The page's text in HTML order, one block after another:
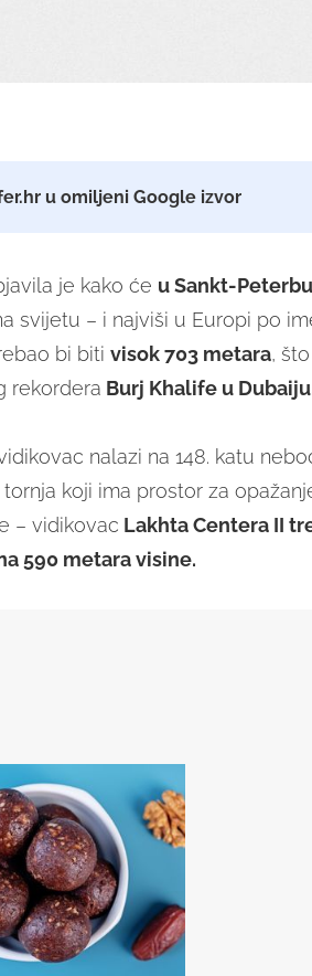
u omiljeni Google izvor
je kako će u Sankt-
svijetu – i najviši u Europi po
bi biti visok 703 metara,
rekordera Burj Khalife u
nalazi na 148. katu
koji ima prostor za
– vidikovac Lakhta Centera II
590 metara visine.